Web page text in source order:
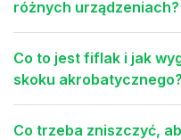
różnych urządzeniach?
Co to jest fiflak i jak
skoku akrobatycznego?
Co trzeba zniszczyć,